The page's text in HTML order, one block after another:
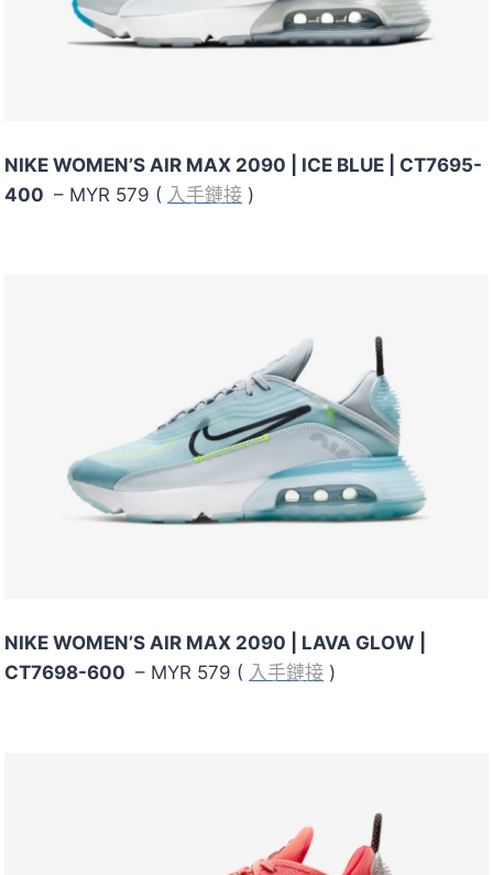
NIKE WOMEN’S AIR MAX 2090
| ICE BLUE | CT7695-
400 – MYR 579 ( 入手鏈接 )
NIKE WOMEN’S AIR MAX 2090
| LAVA GLOW |
CT7698-600 – MYR 579 ( 入手鏈接 )